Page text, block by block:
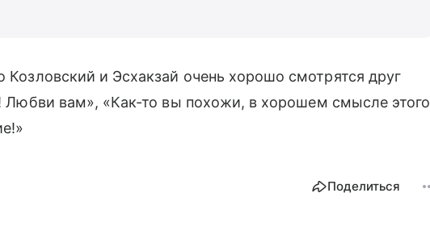
Козловский и Эсхакзай очень хорошо смотрятся друг
Любви вам», «Как-то вы похожи, в хорошем смысле этого
Поделиться